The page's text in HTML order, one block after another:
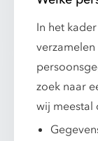
In het
zoek naar
wij meestal